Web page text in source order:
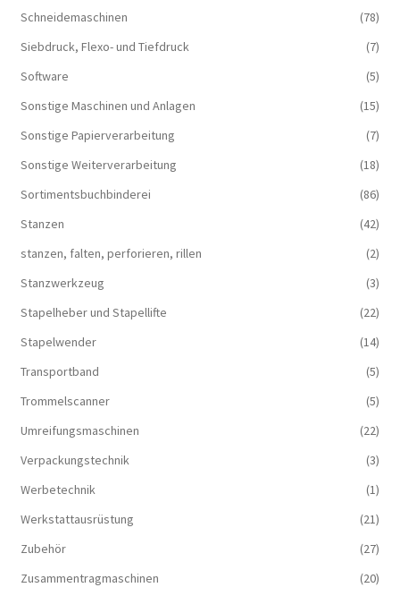
Schneidemaschinen
(78)
Siebdruck, Flexo- und Tiefdruck
(7)
Software
(5)
Sonstige Maschinen und Anlagen
(15)
Sonstige Papierverarbeitung
(7)
Sonstige Weiterverarbeitung
(18)
Sortimentsbuchbinderei
(86)
Stanzen
(42)
stanzen, falten, perforieren, rillen
(2)
Stanzwerkzeug
(3)
Stapelheber und Stapellifte
(22)
Stapelwender
(14)
Transportband
(5)
Trommelscanner
(5)
Umreifungsmaschinen
(22)
Verpackungstechnik
(3)
Werbetechnik
(1)
Werkstattausrüstung
(21)
Zubehör
(27)
Zusammentragmaschinen
(20)